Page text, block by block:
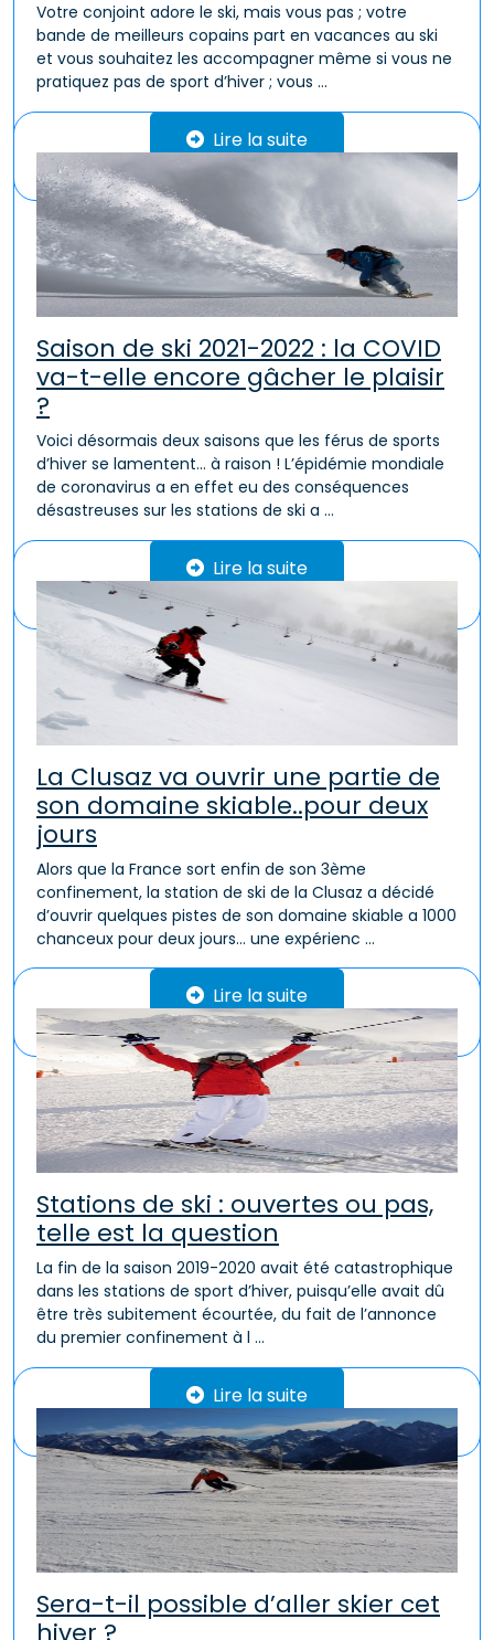
Votre conjoint adore le ski, mais vous pas ; votre
bande de meilleurs copains part en vacances au ski
et vous souhaitez les accompagner même si vous ne
pratiquez pas de sport d’hiver ; vous ...
Lire la suite
Saison de ski 2021-2022 : la COVID
va-t-elle encore gâcher le plaisir
?
Voici désormais deux saisons que les férus de sports
d’hiver se lamentent… à raison ! L’épidémie mondiale
de coronavirus a en effet eu des conséquences
désastreuses sur les stations de ski a ...
Lire la suite
La Clusaz va ouvrir une partie de
son domaine skiable..pour deux
jours
Alors que la France sort enfin de son 3ème
confinement, la station de ski de la Clusaz a décidé
d’ouvrir quelques pistes de son domaine skiable a 1000
chanceux pour deux jours… une expérienc ...
Lire la suite
Stations de ski : ouvertes ou pas,
telle est la question
La fin de la saison 2019-2020 avait été catastrophique
dans les stations de sport d’hiver, puisqu’elle avait dû
être très subitement écourtée, du fait de l’annonce
du premier confinement à l ...
Lire la suite
Sera-t-il possible d’aller skier cet
hiver ?